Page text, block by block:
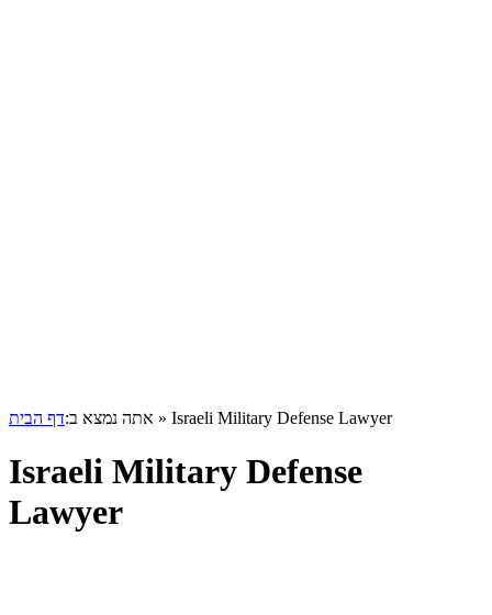
אתה נמצא ב:דף הבית » Israeli Military Defense Lawyer
Israeli Military Defense
Lawyer